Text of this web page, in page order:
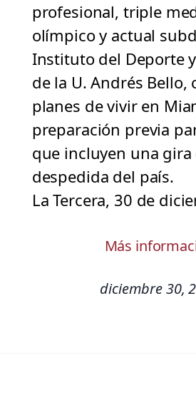
profesional, triple
olímpico y actual
Instituto del Deporte
de la U. Andrés Bello,
planes de vivir en
preparación previa
que incluyen una gira
despedida del país.
La Tercera, 30 de
Más
diciembre 30,